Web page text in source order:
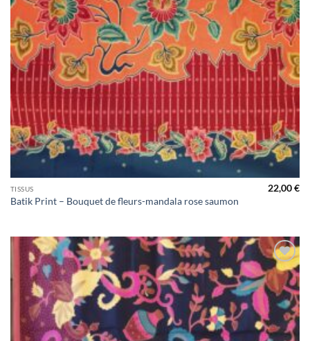
TISSUS
Batik Print – Bouquet de fleurs-mandala rose saumon
22,00€
Ajouter
à la liste
de
souhaits